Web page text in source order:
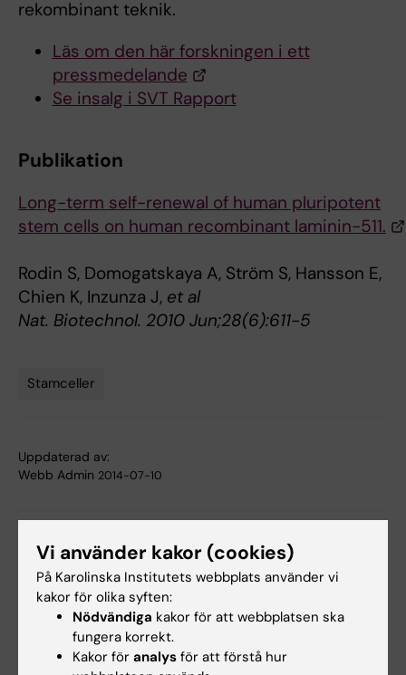
rekombinant teknik.
Läs om den här forskningen i ett
pressmedelande
Se insalg i SVT Rapport
Publikation
Long-term self-renewal of human pluripotent
stem cells on human recombinant laminin-511.
Rodin S, Domogatskaya A, Ström S, Hansson E,
Chien K, Inzunza J, et al
Nat. Biotechnol. 2010 Jun;28(6):611-5
Stamceller
Uppdaterad av:
Webb Admin 2014-07-10
Dela
Relaterade artiklar
Vi använder kakor (cookies)
På Karolinska Institutets webbplats använder vi
kakor för olika syften:
Nödvändiga kakor för att webbplatsen ska
fungera korrekt.
Kakor för analys för att förstå hur